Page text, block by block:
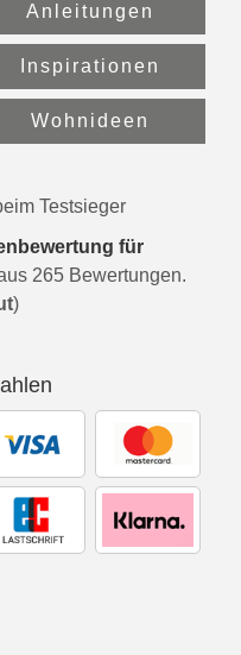
Anleitungen
Inspirationen
Wohnideen
Testsieger
für
265 Bewertungen.
)